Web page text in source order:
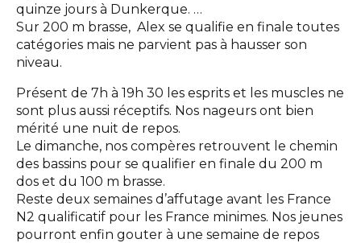
quinze jours à Dunkerque. …
Sur 200 m brasse, Alex se qualifie en finale toutes
catégories mais ne parvient pas à hausser son
niveau.
Présent de 7h à 19h 30 les esprits et les muscles ne
sont plus aussi réceptifs. Nos nageurs ont bien
mérité une nuit de repos.
Le dimanche, nos compères retrouvent le chemin
des bassins pour se qualifier en finale du 200 m
dos et du 100 m brasse.
Reste deux semaines d’affutage avant les France
N2 qualificatif pour les France minimes. Nos jeunes
pourront enfin gouter à une semaine de repos